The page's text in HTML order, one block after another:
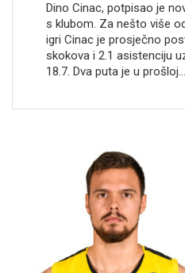
Dino Cinac, potpisao je
s klubom. Za nešto više
igri Cinac je prosječno
skokova i 2.1 asistenciju
18.7. Dva puta je u prošloj…